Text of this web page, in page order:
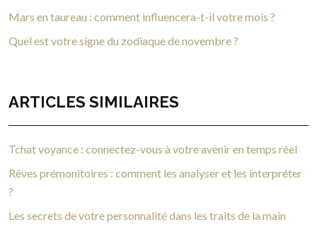
Mars en taureau : comment influencera-t-il votre mois ?
Quel est votre signe du zodiaque de novembre ?
ARTICLES SIMILAIRES
Tchat voyance : connectez-vous à votre avenir en temps réel
Rêves prémonitoires : comment les analyser et les interpréter
?
Les secrets de votre personnalité dans les traits de la main